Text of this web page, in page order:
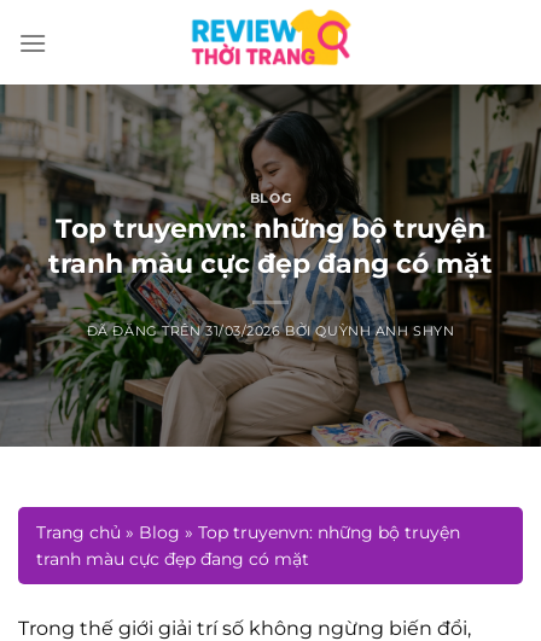
đến
BLOG
Top truyenvn: những bộ truyện
tranh màu cực đẹp đang có mặt
ĐÃ ĐĂNG TRÊN31/03/2026 BỞIQUỲNH ANH SHYN
Trang chủ » Blog » Top truyenvn: những bộ truyện
tranh màu cực đẹp đang có mặt
Trong thế giới giải trí số không ngừng biến đổi,